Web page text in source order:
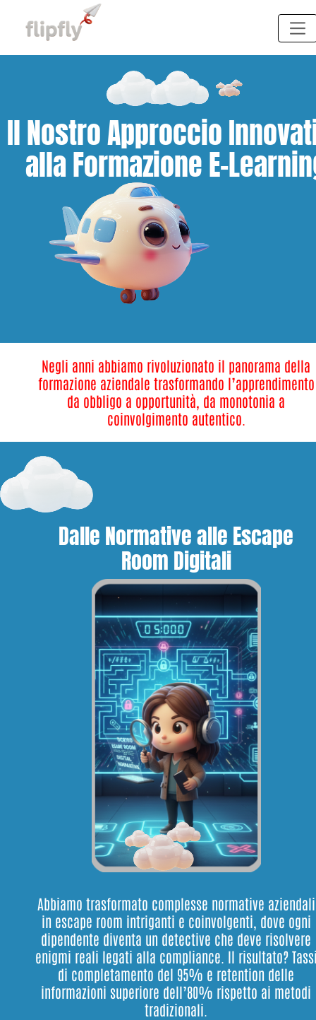
Il Nostro Approccio
alla Formazione E-
Negli anni abbiamo rivoluzionato il panorama della
formazione aziendale trasformando l’apprendimento
da obbligo a opportunità, da monotonia a
coinvolgimento autentico.
Dalle Normative alle Escape
Room Digitali
Abbiamo trasformato complesse normative aziendali
in escape room intriganti e coinvolgenti, dove ogni
dipendente diventa un detective che deve risolvere
enigmi reali legati alla compliance. Il risultato?
di completamento del 95% e retention delle
informazioni superiore dell’80% rispetto ai metodi
tradizionali.